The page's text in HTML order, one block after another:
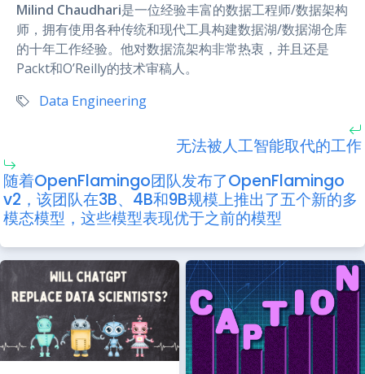
Milind Chaudhari是一位经验丰富的数据工程师/数据架构
师，拥有使用各种传统和现代工具构建数据湖/数据湖仓库
的十年工作经验。他对数据流架构非常热衷，并且还是
Packt和O’Reilly的技术审稿人。
Data Engineering
无法被人工智能取代的工作
随着OpenFlamingo团队发布了OpenFlamingo
v2，该团队在3B、4B和9B规模上推出了五个新的多
模态模型，这些模型表现优于之前的模型